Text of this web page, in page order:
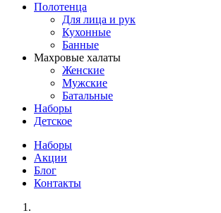
Полотенца
Для лица и рук
Кухонные
Банные
Махровые халаты
Женские
Мужские
Батальные
Наборы
Детское
Наборы
Акции
Блог
Контакты